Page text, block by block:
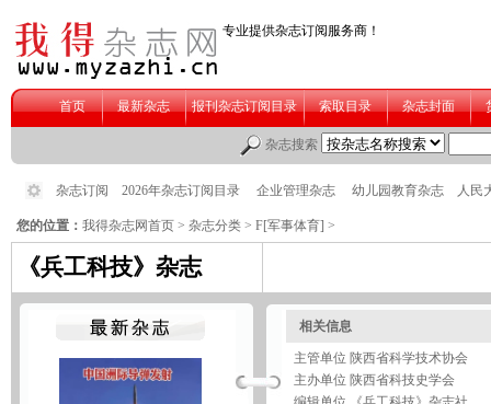
您的位置： 我得杂志网首页 > 杂志分类 > F[军事体育] >
《兵工科技》杂志
相关信息
主管单位 陕西省科学技术协会
主办单位 陕西省科技史学会